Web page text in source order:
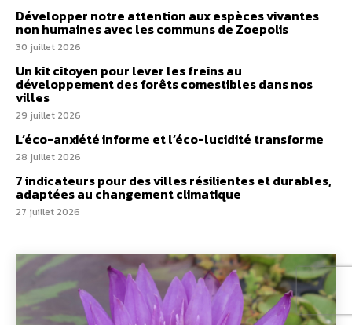
Développer notre attention aux espèces vivantes
non humaines avec les communs de Zoepolis
30 juillet 2026
Un kit citoyen pour lever les freins au
développement des forêts comestibles dans nos
villes
29 juillet 2026
L’éco-anxiété informe et l’éco-lucidité transforme
28 juillet 2026
7 indicateurs pour des villes résilientes et durables,
adaptées au changement climatique
27 juillet 2026